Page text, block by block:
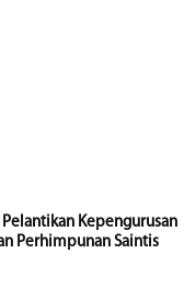
Pelantikan Kepengurusan
Perhimpunan Saintis